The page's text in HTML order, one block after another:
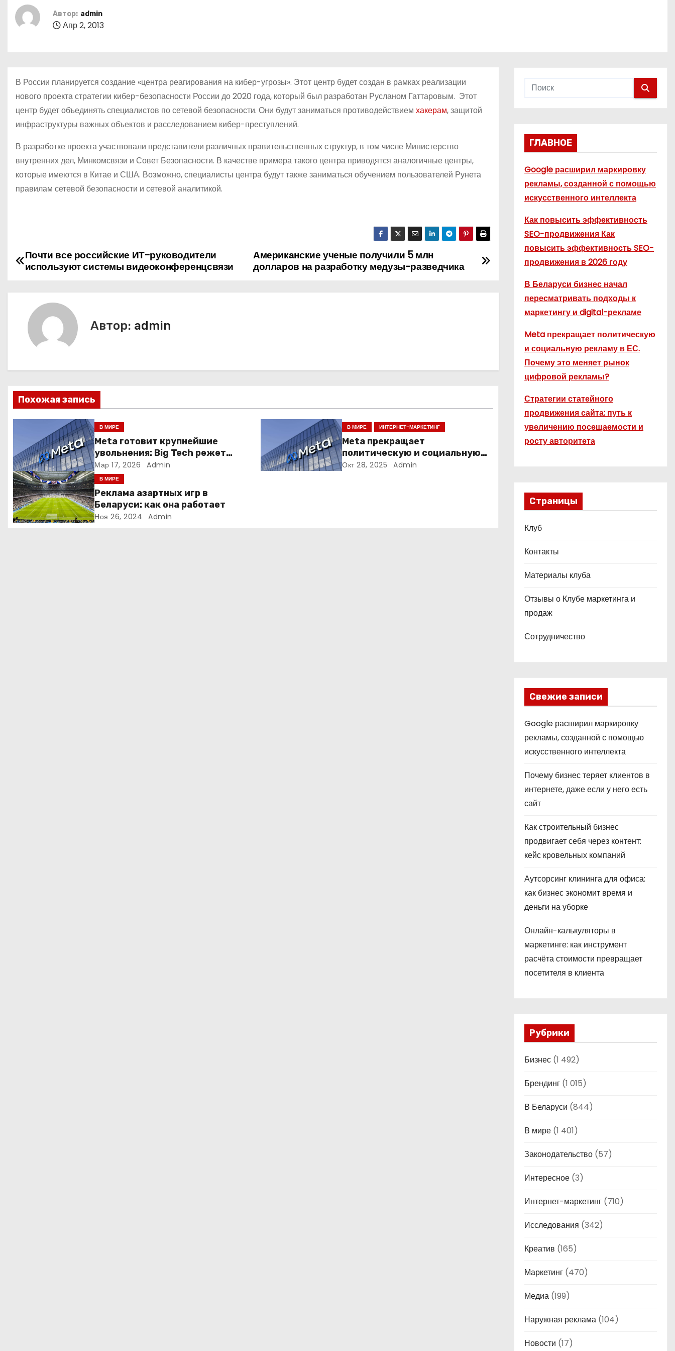
Автор: admin
Апр 2, 2013
В России планируется создание «центра реагирования на кибер-угрозы». Этот центр будет создан в рамках реализации
нового проекта стратегии кибер-безопасности России до 2020 года, который был разработан Русланом Гаттаровым. Этот
центр будет объединять специалистов по сетевой безопасности. Они будут заниматься противодействием хакерам, защитой
инфраструктуры важных объектов и расследованием кибер-преступлений.
В разработке проекта участвовали представители различных правительственных структур, в том числе Министерство
внутренних дел, Минкомсвязи и Совет Безопасности. В качестве примера такого центра приводятся аналогичные центры,
которые имеются в Китае и США. Возможно, специалисты центра будут также заниматься обучением пользователей Рунета
правилам сетевой безопасности и сетевой аналитикой.
Н
ц
и
п
о
з
а
Американские ученые получили 5 млн
долларов на разработку медузы-разведчика
Почти все российские ИТ-руководители
используют системы видеоконференцсвязи
Автор: admin
Похожая запись
В МИРЕ
Meta готовит крупнейшие
увольнения: Big Tech режет
людей ради искусственного
интеллекта
Мар 17, 2026 Admin
В МИРЕ ИНТЕРНЕТ-МАРКЕТИНГ
Meta прекращает
политическую и социальную
рекламу в ЕС. Почему это
Окт 28, 2025 Admin
В МИРЕ
Реклама азартных игр в
Беларуси: как она работает
Ноя 26, 2024 Admin
ГЛАВНОЕ
Google расширил маркировку
рекламы, созданной с помощью
искусственного интеллекта
Как повысить эффективность
SEO-продвижения Как
повысить эффективность SEO-
продвижения в 2026 году
В Беларуси бизнес начал
пересматривать подходы к
маркетингу и digital-рекламе
Meta прекращает политическую
и социальную рекламу в ЕС.
Почему это меняет рынок
цифровой рекламы?
Стратегии статейного
продвижения сайта: путь к
увеличению посещаемости и
росту авторитета
Страницы
Клуб
Контакты
Материалы клуба
Отзывы о Клубе маркетинга и
продаж
Сотрудничество
Свежие записи
Google расширил маркировку
рекламы, созданной с помощью
искусственного интеллекта
Почему бизнес теряет клиентов в
интернете, даже если у него есть
сайт
Как строительный бизнес
продвигает себя через контент:
кейс кровельных компаний
Аутсорсинг клининга для офиса:
как бизнес экономит время и
деньги на уборке
Онлайн-калькуляторы в
маркетинге: как инструмент
расчёта стоимости превращает
посетителя в клиента
Рубрики
Бизнес (1 492)
Брендинг (1 015)
В Беларуси (844)
В мире (1 401)
Законодательство (57)
Интересное (3)
Интернет-маркетинг (710)
Исследования (342)
Креатив (165)
Маркетинг (470)
Медиа (199)
Наружная реклама (104)
Новости (17)